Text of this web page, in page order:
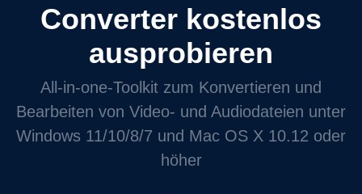
Converter kostenlos
ausprobieren
All‑in‑one‑Toolkit zum Konvertieren und
Bearbeiten von Video‑ und Audiodateien unter
Windows 11/10/8/7 und Mac OS X 10.12 oder
höher